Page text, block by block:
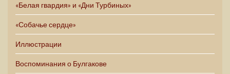
«Белая гвардия» и «Дни Турбиных»
«Собачье сердце»
Иллюстрации
Воспоминания о Булгакове